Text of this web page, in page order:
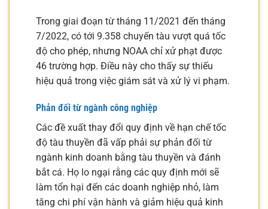
Trong giai đoạn từ tháng 11/2021 đến tháng
7/2022, có tới 9.358 chuyến tàu vượt quá tốc
độ cho phép, nhưng NOAA chỉ xử phạt được
46 trường hợp. Điều này cho thấy sự thiếu
hiệu quả trong việc giám sát và xử lý vi phạm.
Phản đối từ ngành công nghiệp
Các đề xuất thay đổi quy định về hạn chế tốc
độ tàu thuyền đã vấp phải sự phản đối từ
ngành kinh doanh bằng tàu thuyền và đánh
bắt cá. Họ lo ngại rằng các quy định mới sẽ
làm tổn hại đến các doanh nghiệp nhỏ, làm
tăng chi phí vận hành và giảm hiệu quả kinh